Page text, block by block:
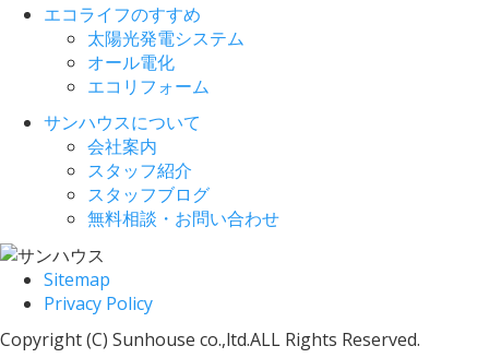
エコライフのすすめ
太陽光発電システム
オール電化
エコリフォーム
サンハウスについて
会社案内
スタッフ紹介
スタッフブログ
無料相談・お問い合わせ
Sitemap
Privacy Policy
Copyright (C) Sunhouse co.,ltd.ALL Rights Reserved.